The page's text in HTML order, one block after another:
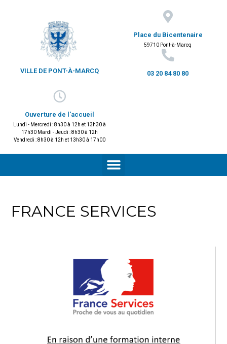
VILLE DE PONT-À-MARCQ
Place du Bicentenaire
59710 Pont-à-Marcq
03 20 84 80 80
Ouverture de l'accueil
Lundi - Mercredi : 8h30 à 12h et 13h30 à
17h30 Mardi - Jeudi : 8h30 à 12h
Vendredi : 8h30 à 12h et 13h30 à 17h00
FRANCE SERVICES